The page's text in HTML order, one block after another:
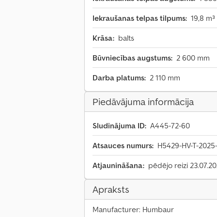
Iekraušanas telpas tilpums: 19,8 m³
Krāsa: balts
Būvniecības augstums: 2 600 mm
Darba platums: 2 110 mm
Piedāvājuma informācija
Sludinājuma ID: A445-72-60
Atsauces numurs: H5429-HV-T-
Atjaunināšana: pēdējo reizi
Apraksts
Manufacturer: Humbaur